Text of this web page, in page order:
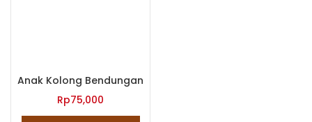
Anak Kolong Bendungan
Rp75,000